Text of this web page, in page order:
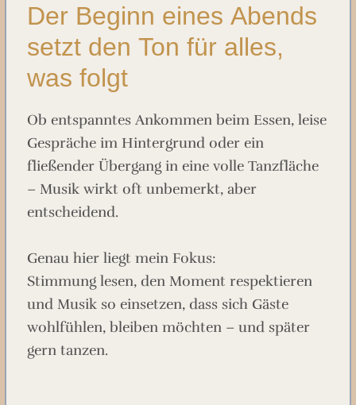
Der Beginn eines Abends
setzt den Ton für alles,
was folgt
Ob entspanntes Ankommen beim Essen, leise
Gespräche im Hintergrund oder ein
fließender Übergang in eine volle Tanzfläche
– Musik wirkt oft unbemerkt, aber
entscheidend.
Genau hier liegt mein Fokus:
Stimmung lesen, den Moment respektieren
und Musik so einsetzen, dass sich Gäste
wohlfühlen, bleiben möchten – und später
gern tanzen.